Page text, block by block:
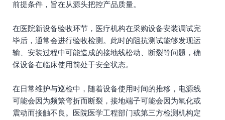
前提条件，旨在从源头把控产品质量。
在医院新设备验收环节，医疗机构在采购设备安装调试完
毕后，通常会进行验收检测。此时的阻抗测试能够发现运
输、安装过程中可能造成的接地线松动、断裂等问题，确
保设备在临床使用前处于安全状态。
在日常维护与巡检中，随着设备使用时间的推移，电源线
可能会因为频繁弯折而断裂，接地端子可能会因为氧化或
震动而接触不良。医院医学工程部门或第三方检测机构定